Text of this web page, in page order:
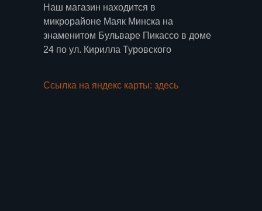
Наш магазин находится в
микрорайоне Маяк Минска на
знаменитом Бульваре Пикассо в доме
24 по ул. Кирилла Туровского
Ссылка на яндекс карты: здесь